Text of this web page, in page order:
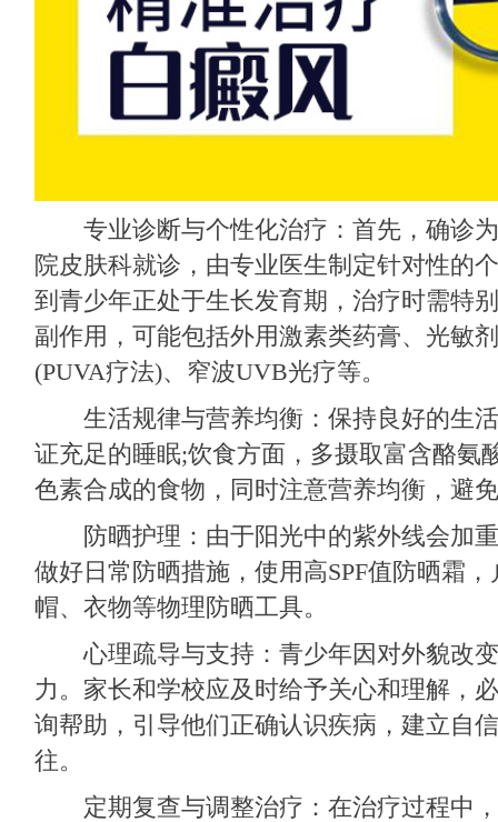
专业诊断与个性化治疗：首先，确诊为
院皮肤科就诊，由专业医生制定针对性的
到青少年正处于生长发育期，治疗时需特
副作用，可能包括外用激素类药膏、光敏
(PUVA疗法)、窄波UVB光疗等。
生活规律与营养均衡：保持良好的生活
证充足的睡眠;饮食方面，多摄取富含酪氨
色素合成的食物，同时注意营养均衡，避
防晒护理：由于阳光中的紫外线会加重
做好日常防晒措施，使用高SPF值防晒霜
帽、衣物等物理防晒工具。
心理疏导与支持：青少年因对外貌改变
力。家长和学校应及时给予关心和理解，
询帮助，引导他们正确认识疾病，建立自
往。
定期复查与调整治疗：在治疗过程中，